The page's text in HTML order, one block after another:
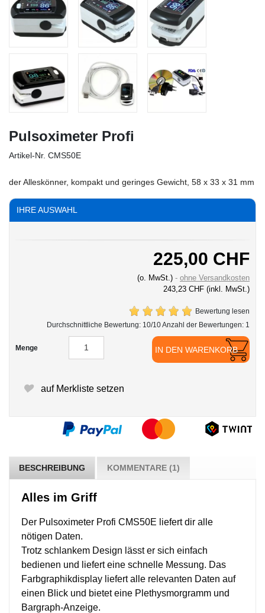
Pulsoximeter Profi
Artikel-Nr. CMS50E
der Alleskönner, kompakt und geringes Gewicht, 58 x 33 x 31 mm
IHRE AUSWAHL
225,00 CHF
(o. MwSt.)
ohne Versandkosten
243,23 CHF (inkl. MwSt.)
Bewertung lesen
Durchschnittliche Bewertung: 10/10 Anzahl der Bewertungen: 1
Menge IN DEN WARENKORB
auf Merkliste setzen
BESCHREIBUNG KOMMENTARE (1)
Alles im Griff
Der Pulsoximeter Profi CMS50E liefert dir alle
nötigen Daten.
Trotz schlankem Design lässt er sich einfach
bedienen und liefert eine schnelle Messung. Das
Farbgraphikdisplay liefert alle relevanten Daten auf
einen Blick und bietet eine Plethysmorgramm und
Bargraph-Anzeige.